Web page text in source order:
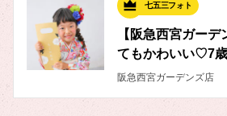
七五三フォト
【阪急西宮ガー
てもかわいい♡7
介✨
阪急西宮ガーデンズ店